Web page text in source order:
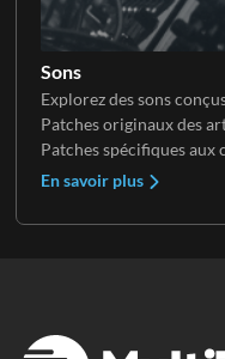
Sons
Explorez des sons
Patches originaux des
Patches spécifiques aux
En savoir plus